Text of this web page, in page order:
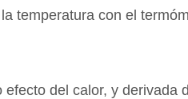
temperatura con el
del calor, y derivada